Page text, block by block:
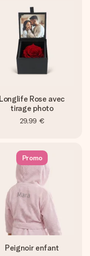
Longlife Rose avec
tirage photo
29,99 €
Promo
Peignoir enfant